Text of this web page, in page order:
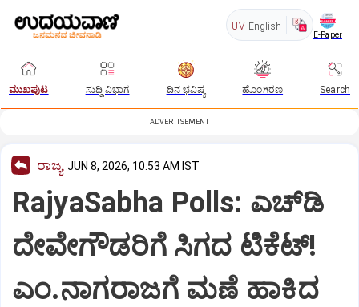
UV English
E-Paper
ಮುಖಪುಟ ಸುದ್ದಿ ವಿಭಾಗ ದಿನ ಭವಿಷ್ಯ ಹೊಂಗಿರಣ Search
ADVERTISEMENT
ರಾಜ್ಯ JUN 8, 2026, 10:53 AM IST
RajyaSabha Polls: ಎಚ್‌ಡಿ
ದೇವೇಗೌಡರಿಗೆ ಸಿಗದ ಟಿಕೆಟ್!‌
ಎಂ.ನಾಗರಾಜಗೆ ಮಣೆ ಹಾಕಿದ